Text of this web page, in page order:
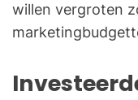
willen vergroten